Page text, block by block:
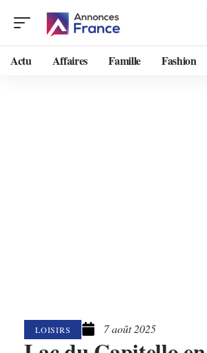
Actu Affaires Famille Fashion
LOISIRS 7 août 2025